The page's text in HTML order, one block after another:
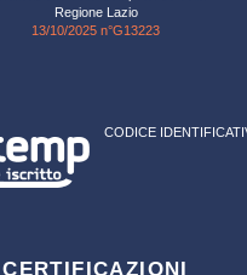
Regione Lazio
13/10/2025 n°G13223
CODICE
CERTIFICAZIONI